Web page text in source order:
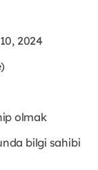
2024
olmak
bilgi sahibi